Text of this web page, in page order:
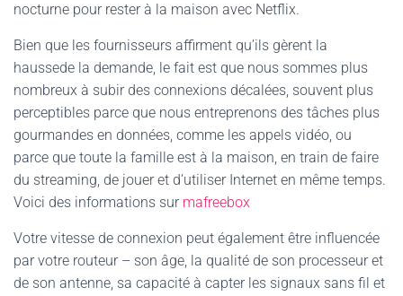
nocturne pour rester à la maison avec Netflix.
Bien que les fournisseurs affirment qu’ils gèrent la
haussede la demande, le fait est que nous sommes plus
nombreux à subir des connexions décalées, souvent plus
perceptibles parce que nous entreprenons des tâches plus
gourmandes en données, comme les appels vidéo, ou
parce que toute la famille est à la maison, en train de faire
du streaming, de jouer et d’utiliser Internet en même temps.
Voici des informations sur mafreebox
Votre vitesse de connexion peut également être influencée
par votre routeur – son âge, la qualité de son processeur et
de son antenne, sa capacité à capter les signaux sans fil et